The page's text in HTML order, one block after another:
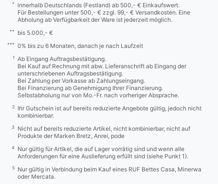
*
innerhalb Deutschlands (Festland) ab 500,- € Einkaufswert.
Für Bestellungen unter 500,- € zzgl. 99,- € Versandkosten. Eine
Abholung ab Verfügbarkeit der Ware ist jederzeit möglich.
** bis 5.000,- €
*** 0% bis zu 6 Monaten, danach je nach Laufzeit
1
Ab Eingang Auftragsbestätigung.
Bei Kauf auf Rechnung mit abw. Lieferanschrift ab Eingang der
unterschriebenen Auftragsbestätigung.
Bei Zahlung per Vorkasse ab Zahlungseingang.
Bei Finanzierung ab Genehmigung Ihrer Finanzierung.
Selbstabholung nur von Mo.-Fr. nach vorheriger Absprache.
2
Ihr Gutschein ist auf bereits reduzierte Angebote gültig, jedoch nicht
kombinierbar.
3
Nicht auf bereits reduzierte Artikel, nicht kombinierbar, nicht auf
Produkte der Marken Bretz, Anrei, pode
4
Nur gültig für Artikel, die auf Lager vorrätig sind und wenn alle
Anforderungen für eine Auslieferung erfüllt sind (siehe Punkt 1).
5
Nur gültig in Verbindung beim Kauf eines RUF Bettes Casa, Minerwa
oder Mercata.